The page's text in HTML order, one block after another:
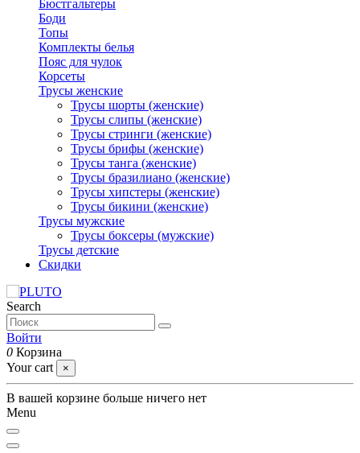
Бюстгальтеры
Боди
Топы
Комплекты белья
Пояс для чулок
Корсеты
Трусы женские
Трусы шорты (женские)
Трусы слипы (женские)
Трусы стринги (женские)
Трусы брифы (женские)
Трусы танга (женские)
Трусы бразилиано (женские)
Трусы хипстеры (женские)
Трусы бикини (женские)
Трусы мужские
Трусы боксеры (мужские)
Трусы детские
Скидки
Search
Войти
0 Корзина
Your cart
×
В вашей корзине больше ничего нет
Menu